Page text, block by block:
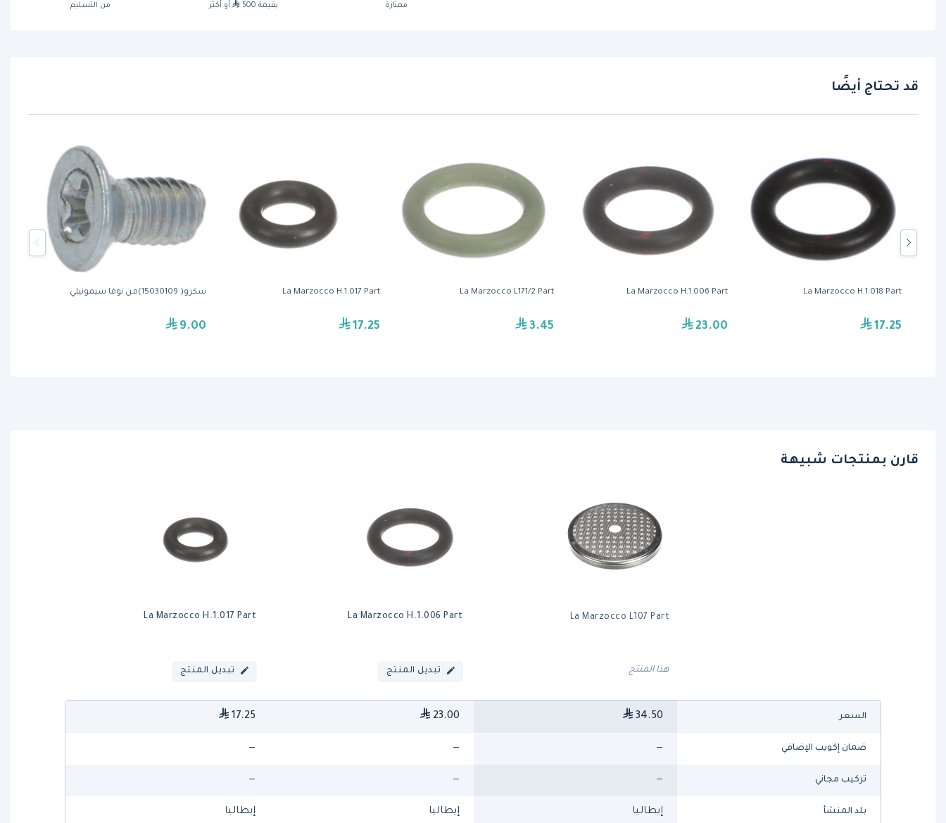
ممتازة
بقيمة 500
أو أكثر
من التسليم
قد تحتاج أيضًا
سكرو( 15030109)من نوفا سيمونيلي
9.00
La Marzocco H.1.017 Part
17.25
La Marzocco L171/2 Part
3.45
La Marzocco H.1.006 Part
23.00
La Marzocco H.1.018 Part
17.25
قارن بمنتجات شبيهة
La Marzocco L107 Part
هذا المنتج
La Marzocco H.1.006 Part
تبديل المنتج
La Marzocco H.1.017 Part
تبديل المنتج
السعر 34.50
23.00
17.25
ضمان إكويب الإضافي —
—
—
تركيب مجاني —
—
—
بلد المنشأ إيطاليا إيطاليا إيطاليا